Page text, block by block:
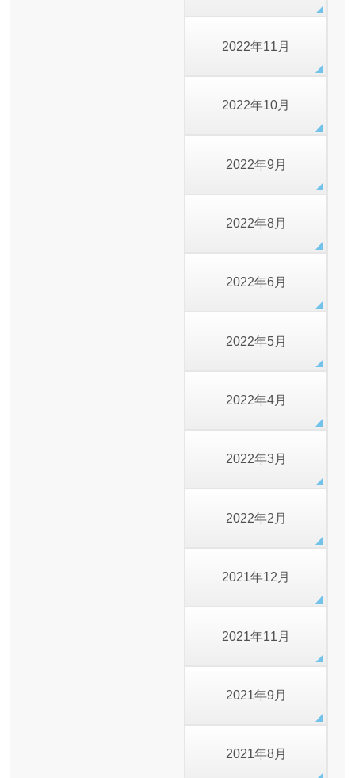
2022年11月
2022年10月
2022年9月
2022年8月
2022年6月
2022年5月
2022年4月
2022年3月
2022年2月
2021年12月
2021年11月
2021年9月
2021年8月